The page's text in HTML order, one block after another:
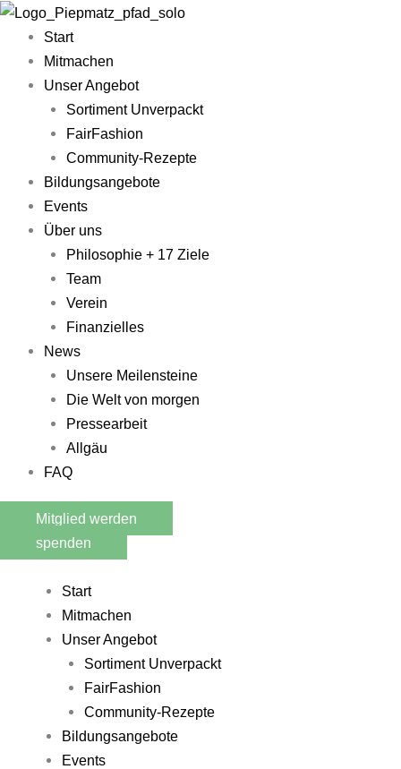
Zum
Inhalt
springen
Main
Menu
Start
Mitmachen
Unser Angebot
Sortiment Unverpackt
FairFashion
Community-Rezepte​
Bildungsangebote
Events
Über uns
Philosophie + 17 Ziele
Team
Verein
Finanzielles
News
Unsere Meilensteine
Die Welt von morgen
Pressearbeit
Allgäu
FAQ
Mitglied werden
spenden
Start
Mitmachen
Unser Angebot
Sortiment Unverpackt
FairFashion
Community-Rezepte​
Bildungsangebote
Events